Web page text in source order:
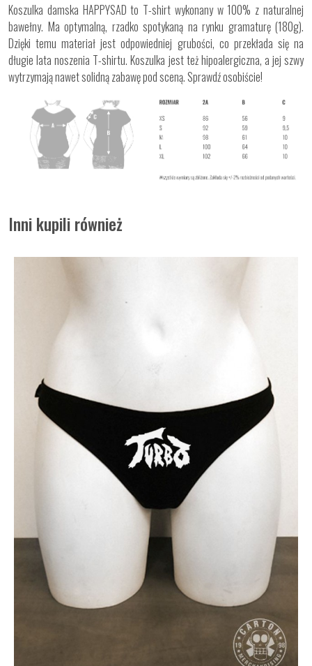
Koszulka damska HAPPYSAD to T-shirt wykonany w 100% z naturalnej
bawełny. Ma optymalną, rzadko spotykaną na rynku gramaturę (180g).
Dzięki temu materiał jest odpowiedniej grubości, co przekłada się na
długie lata noszenia T-shirtu. Koszulka jest też hipoalergiczna, a jej szwy
wytrzymają nawet solidną zabawę pod sceną. Sprawdź osobiście!
Inni kupili również